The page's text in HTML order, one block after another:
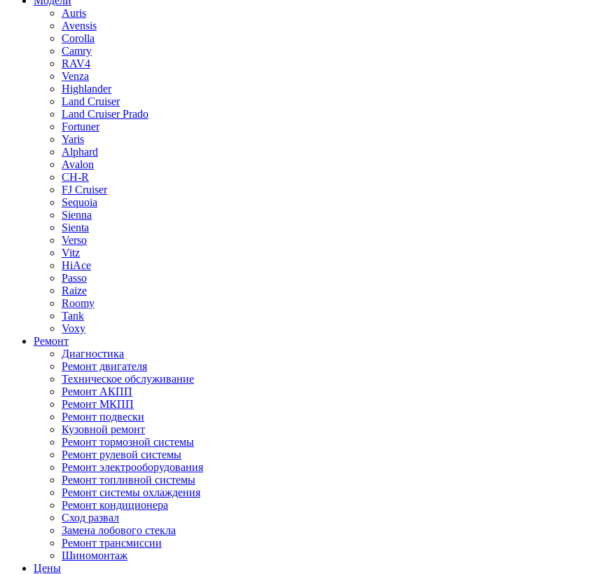
Auris
Avensis
Corolla
Camry
RAV4
Venza
Highlander
Land Cruiser
Land Cruiser Prado
Fortuner
Yaris
Alphard
Avalon
CH-R
FJ Cruiser
Sequoia
Sienna
Sienta
Verso
Vitz
HiAce
Passo
Raize
Roomy
Tank
Voxy
Ремонт
Диагностика
Ремонт двигателя
Техническое обслуживание
Ремонт АКПП
Ремонт МКПП
Ремонт подвески
Кузовной ремонт
Ремонт тормозной системы
Ремонт рулевой системы
Ремонт электрооборудования
Ремонт топливной системы
Ремонт системы охлаждения
Ремонт кондиционера
Сход развал
Замена лобового стекла
Ремонт трансмиссии
Шиномонтаж
Цены